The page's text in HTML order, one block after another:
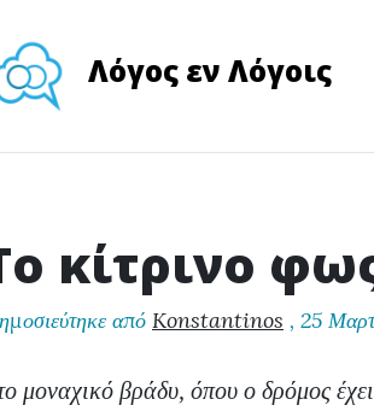
Λόγος εν Λόγοις
κίτρινο
από Konstantinos , 25
μοναχικό βράδυ, όπου ο δρόμος